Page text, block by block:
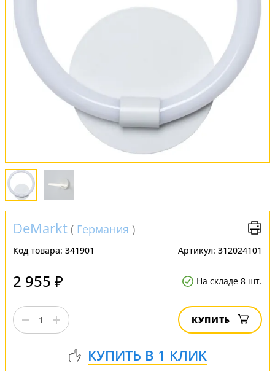
FAQ
Отзывы
DeMarkt ( Германия )
Код товара: 341901 Артикул: 312024101
2 955 ₽ На складе 8 шт.
КУПИТЬ